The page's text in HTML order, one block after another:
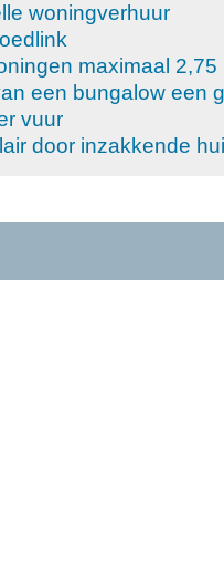
woningverhuur
maximaal 2,75
een bungalow een
vuur
door inzakkende